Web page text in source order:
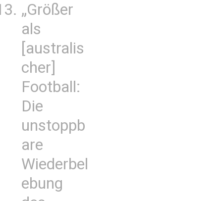
„Größer
als
[australis
cher]
Football:
Die
unstoppb
are
Wiederbel
ebung